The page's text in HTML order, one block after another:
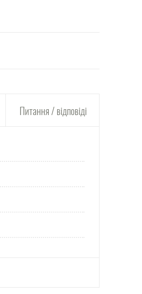
Питання / відповіді